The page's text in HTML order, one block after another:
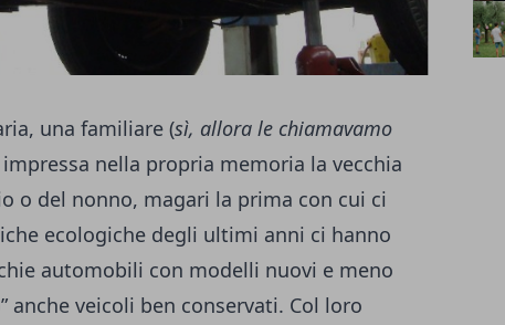
una familiare (sì, allora le chiamavamo
nella propria memoria la vecchia
o del nonno, magari la prima con cui ci
ecologiche degli ultimi anni ci hanno
automobili con modelli nuovi e meno
anche veicoli ben conservati. Col loro